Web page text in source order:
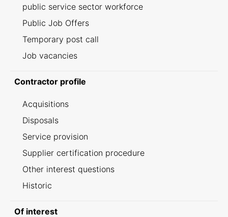
public service sector workforce
Public Job Offers
Temporary post call
Job vacancies
Contractor profile
Acquisitions
Disposals
Service provision
Supplier certification procedure
Other interest questions
Historic
Of interest